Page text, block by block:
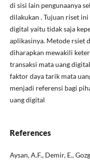
di sisi lain pengunaanya
dilakukan . Tujuan riset
digital yaitu tidak saja
aplikasinya. Metode rsiet
diharapkan mewakili
transaksi mata uang
faktor daya tarik mata
menjadi referensi bagi
uang digital
References
Aysan, A.F., Demir, E.,